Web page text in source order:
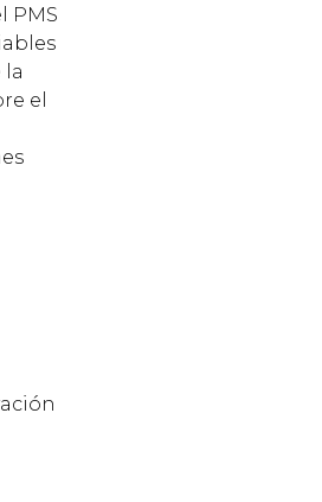
PMS
la
el